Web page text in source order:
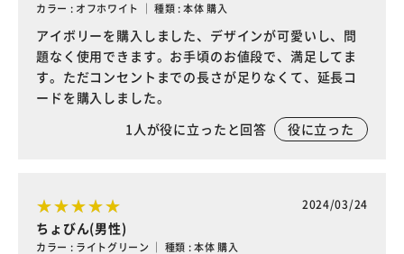
カラー : オフホワイト ｜ 種類 : 本体 購入
アイボリーを購入しました、デザインが可愛いし、問
題なく使用できます。お手頃のお値段で、満足してま
す。ただコンセントまでの長さが足りなくて、延長コ
ードを購入しました。
1人が役に立ったと回答 役に立った
2024/03/24
ちょびん(男性)
カラー : ライトグリーン ｜ 種類 : 本体 購入